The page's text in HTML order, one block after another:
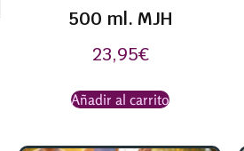
500 ml. MJH
23,95€
Añadir al carrito